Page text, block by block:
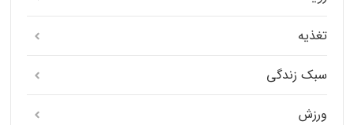
تغذیه
سبک زندگی
ورزش